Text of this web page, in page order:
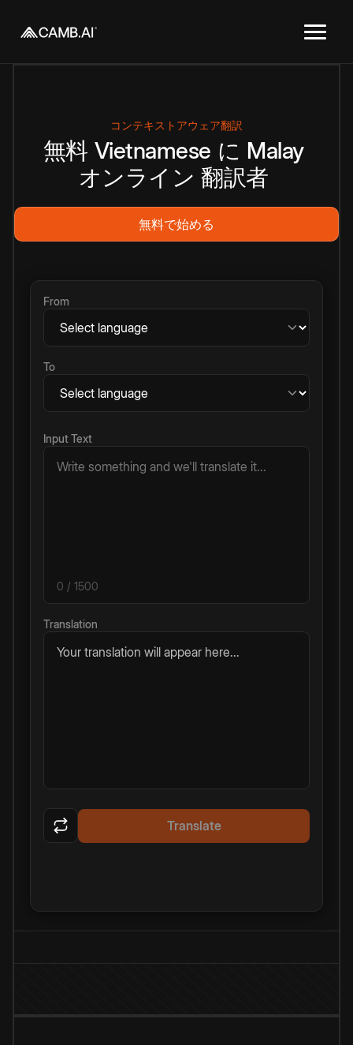
コンテキストアウェア翻訳
無料 Vietnamese に Malay
オンライン 翻訳者
無料で始める
From
To
Input Text
0 / 1500
Translation
Your translation will appear here...
Translate